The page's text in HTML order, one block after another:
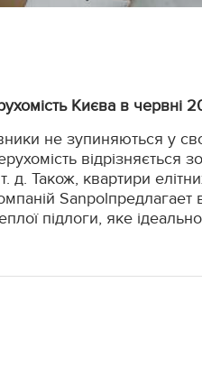
Києва в червні
не зупиняються у
т. д. Також, квартири
підлоги, яке